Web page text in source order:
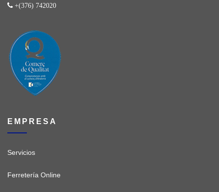
+(376) 742020
EMPRESA
Servicios
Ferretería Online